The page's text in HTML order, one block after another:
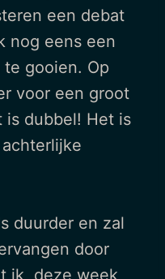
een debat
nog eens een
gooien. Op
voor een groot
is dubbel! Het is
duurder en zal
door
ik, deze week